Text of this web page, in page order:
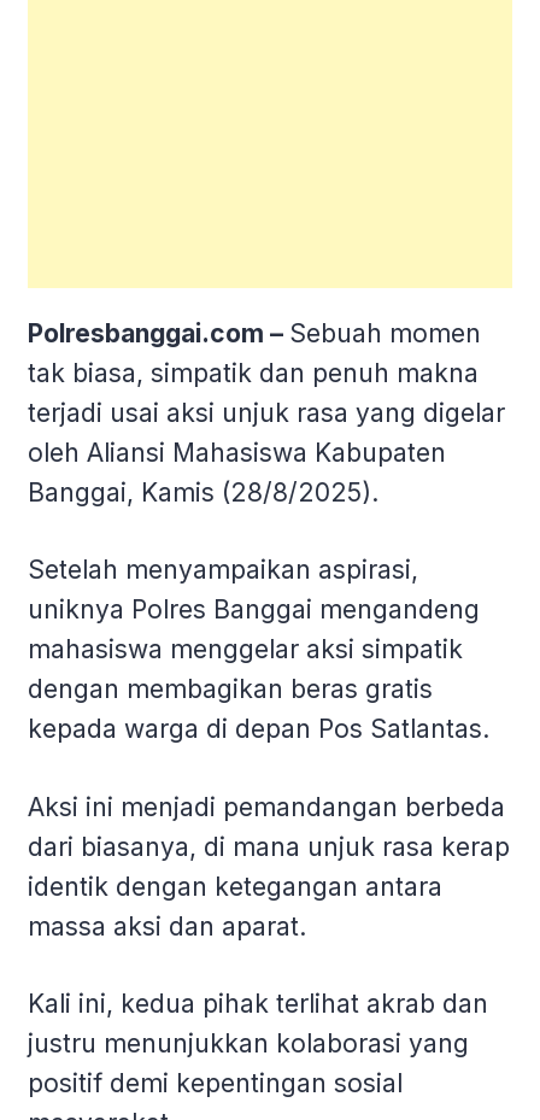
Polresbanggai.com – Sebuah momen
tak biasa, simpatik dan penuh makna
terjadi usai aksi unjuk rasa yang digelar
oleh Aliansi Mahasiswa Kabupaten
Banggai, Kamis (28/8/2025).
Setelah menyampaikan aspirasi,
uniknya Polres Banggai mengandeng
mahasiswa menggelar aksi simpatik
dengan membagikan beras gratis
kepada warga di depan Pos Satlantas.
Aksi ini menjadi pemandangan berbeda
dari biasanya, di mana unjuk rasa kerap
identik dengan ketegangan antara
massa aksi dan aparat.
Kali ini, kedua pihak terlihat akrab dan
justru menunjukkan kolaborasi yang
positif demi kepentingan sosial